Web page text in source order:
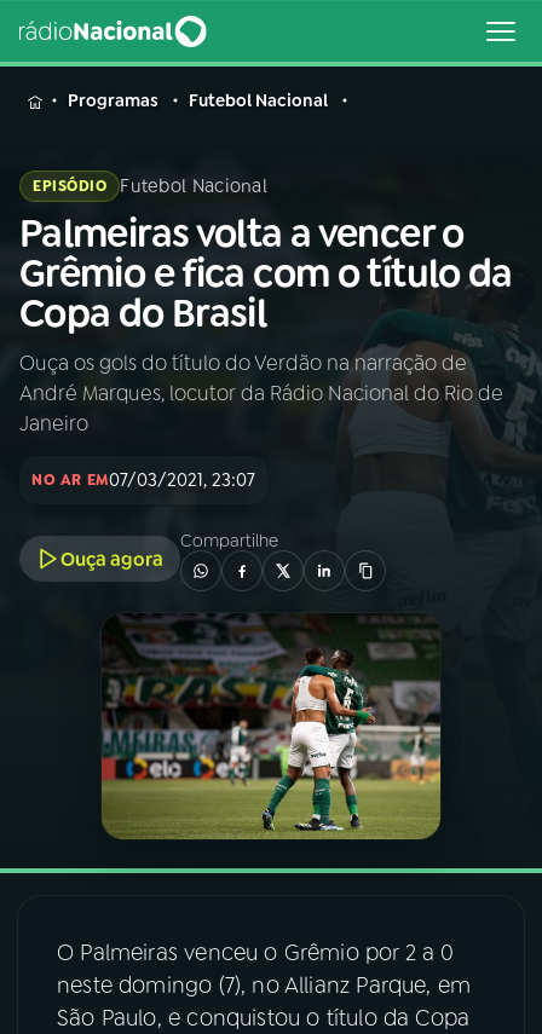
MENU
Buscar
na
Rádio
Nacional
Buscar
AO VIVO
PROGRAMAS
PODCASTS
VIDEOCASTS
08 FESTIVAL DE MÚSICA
Programas Futebol Nacional
EPISÓDIO Futebol Nacional
Palmeiras volta a vencer o
Grêmio e fica com o título da
Copa do Brasil
Ouça os gols do título do Verdão na narração de
André Marques, locutor da Rádio Nacional do Rio de
Janeiro
NO AR EM07/03/2021, 23:07
Ouça agora
Compartilhe
O Palmeiras venceu o Grêmio por 2 a 0
neste domingo (7), no Allianz Parque, em
São Paulo, e conquistou o título da Copa